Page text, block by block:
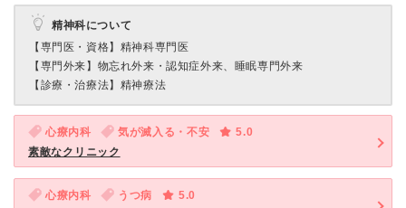
精神科について
【専門医・資格】 精神科専門医
【専門外来】 物忘れ外来・認知症外来、睡眠専門外来
【診療・治療法】 精神療法
心療内科 気が滅入る・不安
5.0
素敵なクリニック
心療内科 うつ病
5.0